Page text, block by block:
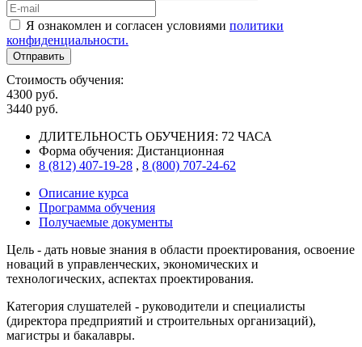
Я ознакомлен и согласен условиями политики
конфиденциальности.
Отправить
Стоимость обучения:
4300 руб.
3440 руб.
ДЛИТЕЛЬНОСТЬ ОБУЧЕНИЯ: 72 ЧАСА
Форма обучения: Дистанционная
8 (812) 407-19-28 , 8 (800) 707-24-62
Описание курса
Программа обучения
Получаемые документы
Цель - дать новые знания в области проектирования, освоение
новаций в управленческих, экономических и
технологических, аспектах проектирования.
Категория слушателей - руководители и специалисты
(директора предприятий и строительных организаций),
магистры и бакалавры.